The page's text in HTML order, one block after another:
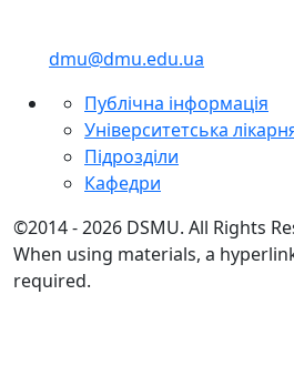
dmu@dmu.edu.ua
Публічна інформація
Університетська
Підрозділи
Кафедри
©2014 - 2026 DSMU. All Rights
When using materials, a
required.